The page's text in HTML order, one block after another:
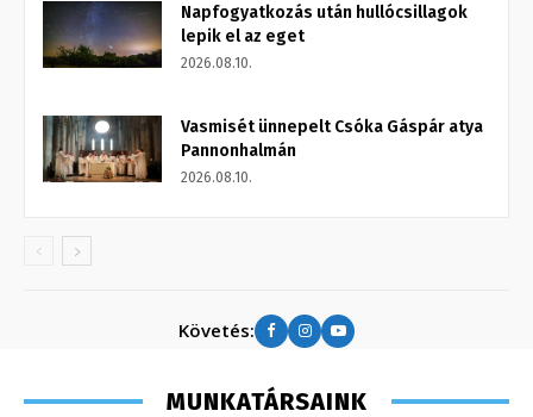
Napfogyatkozás után hullócsillagok
lepik el az eget
2026.08.10.
Vasmisét ünnepelt Csóka Gáspár atya
Pannonhalmán
2026.08.10.
Követés:
MUNKATÁRSAINK